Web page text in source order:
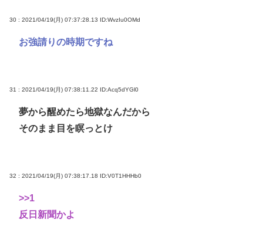
30 : 2021/04/19(月) 07:37:28.13 ID:WvzIu0OMd
お強請りの時期ですね
31 : 2021/04/19(月) 07:38:11.22 ID:Acq5dYGl0
夢から醒めたら地獄なんだから
そのまま目を瞑っとけ
32 : 2021/04/19(月) 07:38:17.18 ID:V0T1HHHb0
>>1
反日新聞かよ